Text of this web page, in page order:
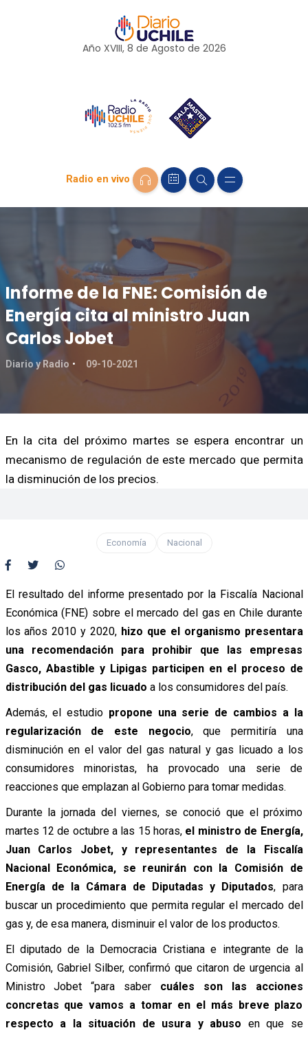
Año XVIII, 8 de Agosto de 2026
Radio en vivo
Informe de la FNE: Comisión de
Energía cita al ministro Juan
Carlos Jobet
Diario y Radio 09-10-2021
En la cita del próximo martes se espera encontrar un
mecanismo de regulación de este mercado que permita
la disminución de los precios.
Economía Nacional
El resultado del informe presentado por la Fiscalía Nacional
Económica (FNE) sobre el mercado del gas en Chile durante
los años 2010 y 2020, hizo que el organismo presentara
una recomendación para prohibir que las empresas
Gasco, Abastible y Lipigas participen en el proceso de
distribución del gas licuado a los consumidores del país.
Además, el estudio propone una serie de cambios a la
regularización de este negocio, que permitiría una
disminución en el valor del gas natural y gas licuado a los
consumidores minoristas, ha provocado una serie de
reacciones que emplazan al Gobierno para tomar medidas.
Durante la jornada del viernes, se conoció que el próximo
martes 12 de octubre a las 15 horas, el ministro de Energía,
Juan Carlos Jobet, y representantes de la Fiscalía
Nacional Económica, se reunirán con la Comisión de
Energía de la Cámara de Diputadas y Diputados, para
buscar un procedimiento que permita regular el mercado del
gas y, de esa manera, disminuir el valor de los productos.
El diputado de la Democracia Cristiana e integrante de la
Comisión, Gabriel Silber, confirmó que citaron de urgencia al
Ministro Jobet “para saber cuáles son las acciones
concretas que vamos a tomar en el más breve plazo
respecto a la situación de usura y abuso en que se